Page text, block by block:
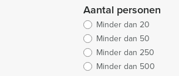
Aantal personen
Minder dan 20
Minder dan 50
Minder dan 250
Minder dan 500